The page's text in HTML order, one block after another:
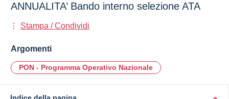
ANNUALITA’ Bando interno selezione ATA
Stampa / Condividi
Argomenti
PON - Programma Operativo Nazionale